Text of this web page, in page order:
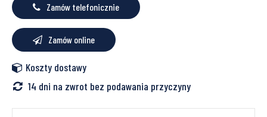
Zamów telefonicznie
Zamów online
Koszty dostawy
14 dni na zwrot bez podawania przyczyny